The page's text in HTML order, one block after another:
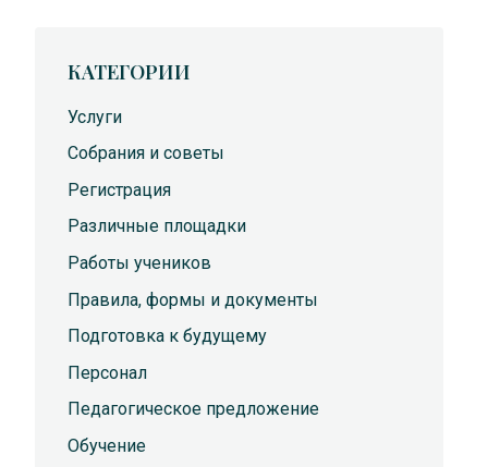
КАТЕГОРИИ
Услуги
Собрания и советы
Регистрация
Различные площадки
Работы учеников
Правила, формы и документы
Подготовка к будущему
Персонал
Педагогическое предложение
Обучение